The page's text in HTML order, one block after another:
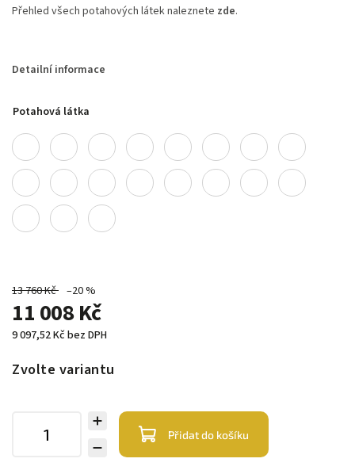
Přehled všech potahových látek naleznete zde.
Detailní informace
Potahová látka
13 760 Kč –20 %
11 008 Kč
9 097,52 Kč bez DPH
Zvolte variantu
Přidat do košíku